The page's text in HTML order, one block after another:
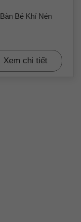
Bàn Bẻ Khí Nén
Xem chi tiết